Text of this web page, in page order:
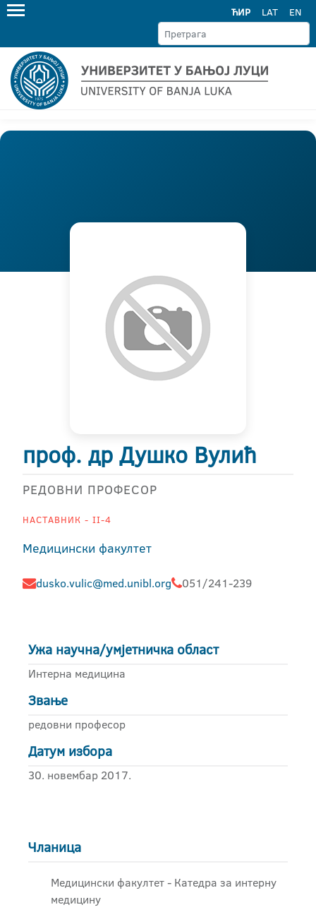
ЋИР LAT EN
проф. др Душко Вулић
РЕДОВНИ ПРОФЕСОР
НАСТАВНИК - II-4
Медицински факултет
dusko.vulic@med.unibl.org 051/241-239
Ужа научна/умјетничка област
Интерна медицина
Звање
редовни професор
Датум избора
30. новембар 2017.
Чланица
Медицински факултет - Катедра за интерну
медицину